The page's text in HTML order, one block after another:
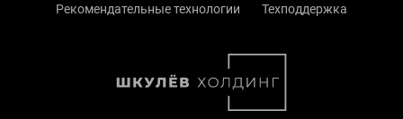
Рекомендательные технологии
Техподдержка